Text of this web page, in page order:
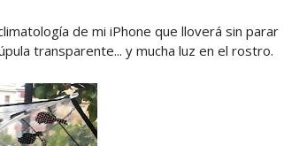
de mi iPhone que lloverá sin parar
transparente... y mucha luz en el rostro.